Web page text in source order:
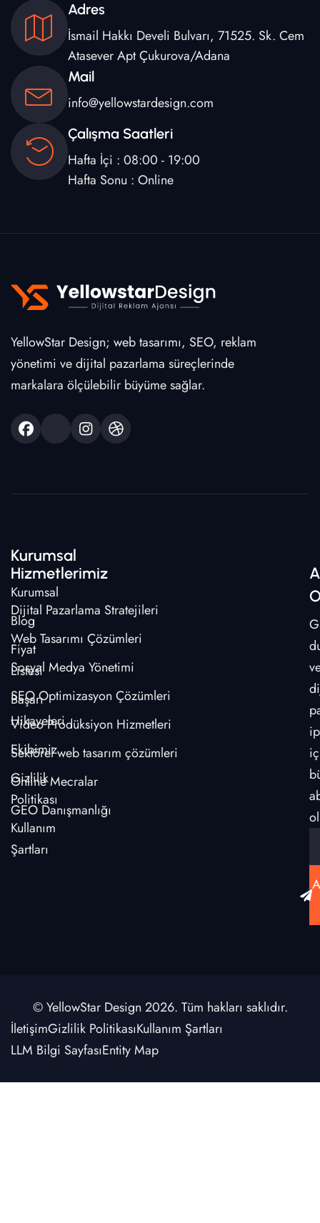
Adres
İsmail Hakkı Develi Bulvarı, 71525. Sk. Cem
Atasever Apt Çukurova/Adana
Mail
info@yellowstardesign.com
Çalışma Saatleri
Hafta İçi : 08:00 - 19:00
Hafta Sonu : Online
YellowStar Design; web tasarımı, SEO, reklam
yönetimi ve dijital pazarlama süreçlerinde
markalara ölçülebilir büyüme sağlar.
Kurumsal
Kurumsal
Blog
Fiyat
Listesi
Başarı
Hikayeleri
Ekibimiz
Gizlilik
Politikası
Kullanım
Şartları
Hizmetlerimiz
Dijital Pazarlama Stratejileri
Web Tasarımı Çözümleri
Sosyal Medya Yönetimi
SEO Optimizasyon Çözümleri
Video Prodüksiyon Hizmetleri
Sektörel web tasarım çözümleri
Online Mecralar
GEO Danışmanlığı
© YellowStar Design 2026. Tüm hakları saklıdır.
İletişimGizlilik PolitikasıKullanım Şartları
LLM Bilgi SayfasıEntity Map